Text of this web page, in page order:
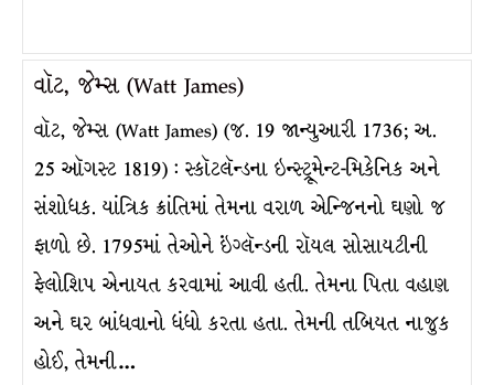
વૉટ, જેમ્સ (Watt James)
વૉટ, જેમ્સ (Watt James) (જ. 19 જાન્યુઆરી 1736; અ.
25 ઑગસ્ટ 1819) : સ્કૉટલૅન્ડના ઇન્સ્ટ્રૂમેન્ટ-મિકેનિક અને
સંશોધક. યાંત્રિક ક્રાંતિમાં તેમના વરાળ એન્જિનનો ઘણો જ
ફાળો છે. 1795માં તેઓને ઇંગ્લૅન્ડની રૉયલ સોસાયટીની
ફેલોશિપ એનાયત કરવામાં આવી હતી. તેમના પિતા વહાણ
અને ઘર બાંધવાનો ધંધો કરતા હતા. તેમની તબિયત નાજુક
હોઈ, તેમની…